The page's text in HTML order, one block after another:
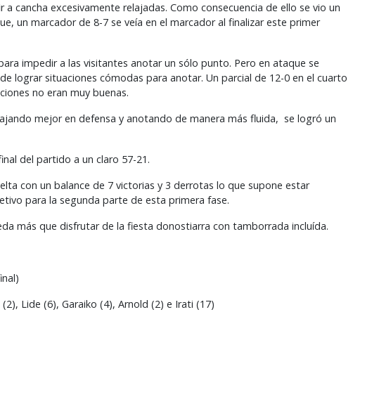
cancha excesivamente relajadas. Como consecuencia de ello se vio un
un marcador de 8-7 se veía en el marcador al finalizar este primer
impedir a las visitantes anotar un sólo punto. Pero en ataque se
lograr situaciones cómodas para anotar. Un parcial de 12-0 en el cuarto
no eran muy buenas.
mejor en defensa y anotando de manera más fluida, se logró un
del partido a un claro 57-21.
con un balance de 7 victorias y 3 derrotas lo que supone estar
para la segunda parte de esta primera fase.
más que disfrutar de la fiesta donostiarra con tamborrada incluída.
Lide (6), Garaiko (4), Arnold (2) e Irati (17)